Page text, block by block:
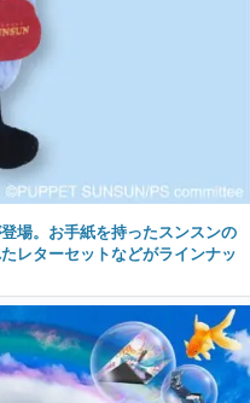
場。お手紙を持ったスンスンの
レターセットなどがラインナッ